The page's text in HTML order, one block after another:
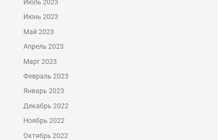
Июль 2023
Июнь 2023
Май 2023
Апрель 2023
Март 2023
Февраль 2023
Январь 2023
Декабрь 2022
Ноябрь 2022
Октябрь 2022